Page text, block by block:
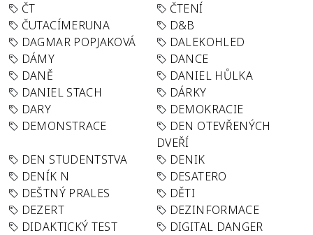
ČT
ČTENÍ
ČUTACÍMERUNA
D&B
DAGMAR POPJAKOVÁ
DALEKOHLED
DÁMY
DANCE
DANĚ
DANIEL HŮLKA
DANIEL STACH
DÁRKY
DARY
DEMOKRACIE
DEMONSTRACE
DEN OTEVŘENÝCH
DVEŘÍ
DEN STUDENTSTVA
DENIK
DENÍK N
DESATERO
DEŠTNÝ PRALES
DĚTI
DEZERT
DEZINFORMACE
DIDAKTICKÝ TEST
DIGITAL DANGER